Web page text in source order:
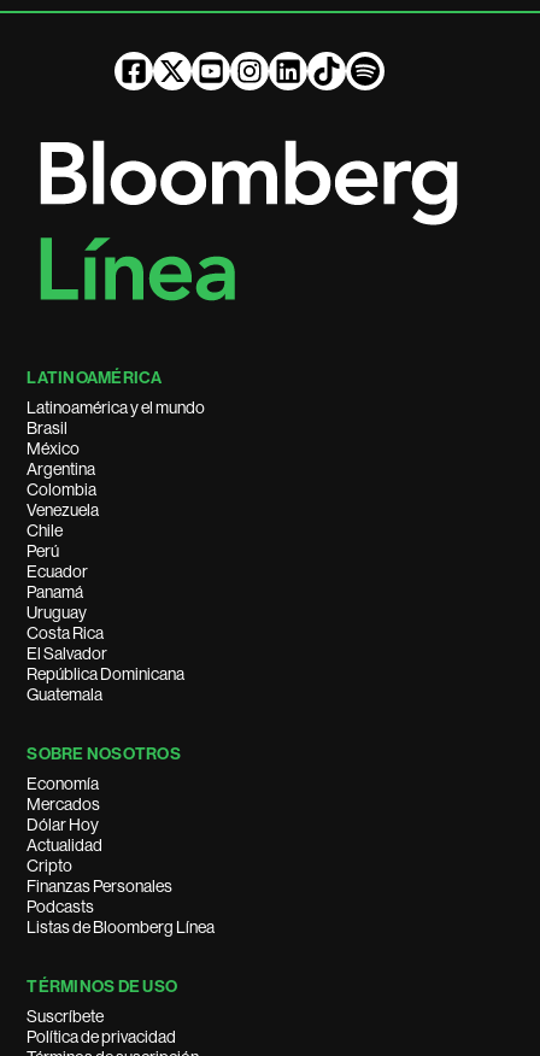
LATINOAMÉRICA
Latinoamérica y el mundo
Brasil
México
Argentina
Colombia
Venezuela
Chile
Perú
Ecuador
Panamá
Uruguay
Costa Rica
El Salvador
República Dominicana
Guatemala
SOBRE NOSOTROS
Economía
Mercados
Dólar Hoy
Actualidad
Cripto
Finanzas Personales
Podcasts
Listas de Bloomberg Línea
TÉRMINOS DE USO
Suscríbete
Política de privacidad